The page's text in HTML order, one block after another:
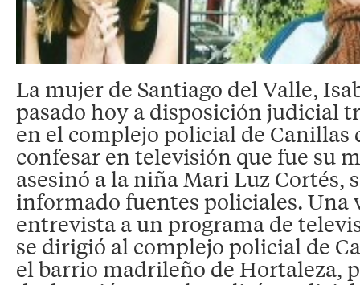
La mujer de Santiago del Valle,
pasado hoy a disposición judicial
en el complejo policial de Canillas
confesar en televisión que fue su
asesinó a la niña Mari Luz Cortés,
informado fuentes policiales. Una
entrevista a un programa de
se dirigió al complejo policial de
el barrio madrileño de Hortaleza,